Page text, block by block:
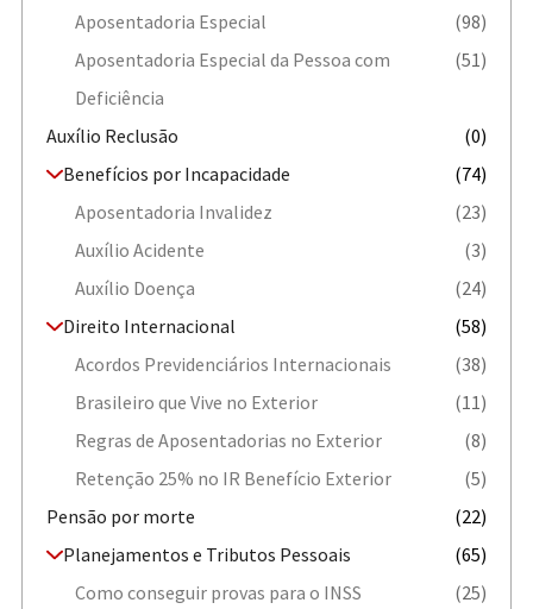
Aposentadoria Especial
(98)
Aposentadoria Especial da Pessoa com
Deficiência
(51)
Auxílio Reclusão
(0)
Benefícios por Incapacidade
(74)
Aposentadoria Invalidez
(23)
Auxílio Acidente
(3)
Auxílio Doença
(24)
Direito Internacional
(58)
Acordos Previdenciários Internacionais
(38)
Brasileiro que Vive no Exterior
(11)
Regras de Aposentadorias no Exterior
(8)
Retenção 25% no IR Benefício Exterior
(5)
Pensão por morte
(22)
Planejamentos e Tributos Pessoais
(65)
Como conseguir provas para o INSS
(25)